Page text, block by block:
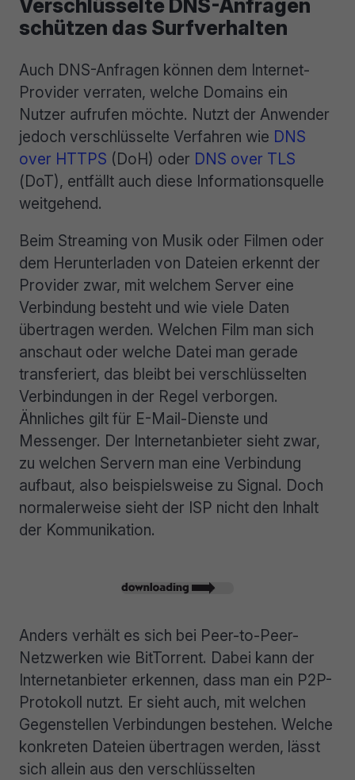
Verschlüsselte DNS-Anfragen
schützen das Surfverhalten
Auch DNS-Anfragen können dem Internet-
Provider verraten, welche Domains ein
Nutzer aufrufen möchte. Nutzt der Anwender
jedoch verschlüsselte Verfahren wie DNS
over HTTPS (DoH) oder DNS over TLS
(DoT), entfällt auch diese Informationsquelle
weitgehend.
Beim Streaming von Musik oder Filmen oder
dem Herunterladen von Dateien erkennt der
Provider zwar, mit welchem Server eine
Verbindung besteht und wie viele Daten
übertragen werden. Welchen Film man sich
anschaut oder welche Datei man gerade
transferiert, das bleibt bei verschlüsselten
Verbindungen in der Regel verborgen.
Ähnliches gilt für E-Mail-Dienste und
Messenger. Der Internetanbieter sieht zwar,
zu welchen Servern man eine Verbindung
aufbaut, also beispielsweise zu Signal. Doch
normalerweise sieht der ISP nicht den Inhalt
der Kommunikation.
Anders verhält es sich bei Peer-to-Peer-
Netzwerken wie BitTorrent. Dabei kann der
Internetanbieter erkennen, dass man ein P2P-
Protokoll nutzt. Er sieht auch, mit welchen
Gegenstellen Verbindungen bestehen. Welche
konkreten Dateien übertragen werden, lässt
sich allein aus den verschlüsselten